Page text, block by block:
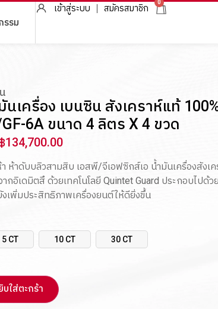
รรม
เข้าสู่ระบบ สมัครสมาชิก
0
เครื่อง เบนซิน สังเคราห์แท้
6A ขนาด 4 ลิตร X 4 ขวด
134,700.00
ห้าดับบลิวสามสิบ เอสพี/จีเอฟซิกส์เอ น้ำมันเครื่องสัง
กอิเดมิตสึ ด้วยเทคโนโลยี Quintet Guard ประกอบไปด้
เพิ่มประสิทธิภาพเครื่องยนต์ให้ดียิ่งขึ้น
5 CT 10 CT 30 CT
บใส่ตะกร้า